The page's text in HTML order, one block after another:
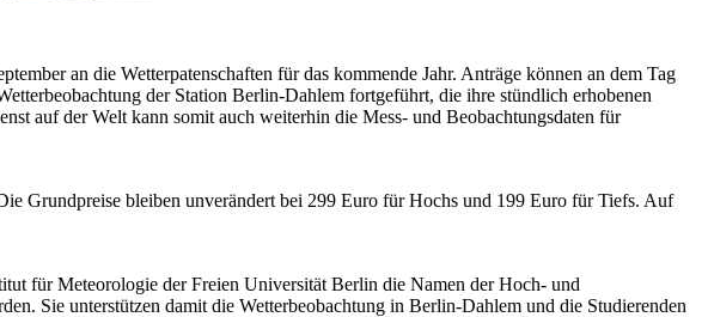
an die Wetterpatenschaften für das kommende Jahr. Anträge können an dem Tag
der Station Berlin-Dahlem fortgeführt, die ihre stündlich erhobenen
auf der Welt kann somit auch weiterhin die Mess- und Beobachtungsdaten für
Grundpreise bleiben unverändert bei 299 Euro für Hochs und 199 Euro für Tiefs. Auf
für Meteorologie der Freien Universität Berlin die Namen der Hoch- und
Sie unterstützen damit die Wetterbeobachtung in Berlin-Dahlem und die Studierenden